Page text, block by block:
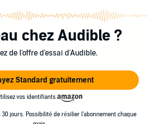
chez Audible ?
de l'offre d'essai d'Audible.
Standard gratuitement
vos identifiants
jours. Possibilité de résilier l'abonnement chaque